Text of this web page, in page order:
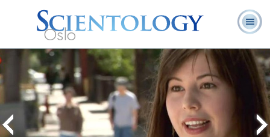
Oslo
L. Ron
Hubbard
Hva er
Scientology?
Frivillige
prester
Ofte stilte
spørsmål
Bøker